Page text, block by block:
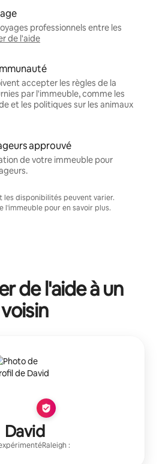
professionnels entre les
de l'aide
accepter les règles de la
par l'immeuble, comme les
et les politiques sur les animaux
approuvé
de votre immeuble pour
les disponibilités peuvent varier.
l'immeuble pour en savoir plus.
de l'aide à un
voisin
David
Raleigh :